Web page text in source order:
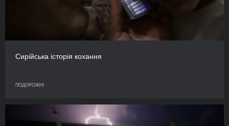
Сирійська історія кохання
ПОДОРОЖНІ